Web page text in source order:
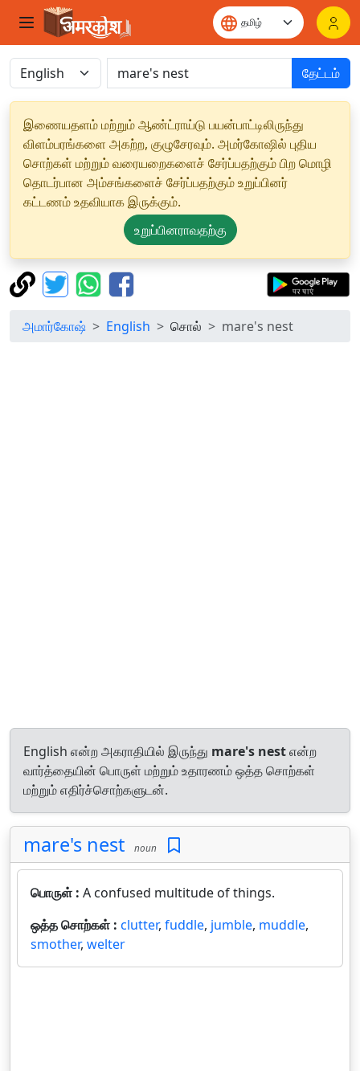
தேட்டம்
இணையதளம் மற்றும் ஆண்ட்ராய்டு பயன்பாட்டிலிருந்து
விளம்பரங்களை அகற்ற, குழுசேரவும். அமர்கோஷில் புதிய
சொற்கள் மற்றும் வரையறைகளைச் சேர்ப்பதற்கும் பிற மொழி
தொடர்பான அம்சங்களைச் சேர்ப்பதற்கும் உறுப்பினர்
கட்டணம் உதவியாக இருக்கும்.
உறுப்பினராவதற்கு
அமார்கோஷ் English சொல் mare's nest
English என்ற அகராதியில் இருந்து mare's nestஎன்ற
வார்த்தையின் பொருள் மற்றும் உதாரணம் ஒத்த சொற்கள்
மற்றும் எதிர்ச்சொற்களுடன்.
mare's nest noun
பொருள் : A confused multitude of things.
ஒத்த சொற்கள் : clutter, fuddle, jumble, muddle,
smother, welter